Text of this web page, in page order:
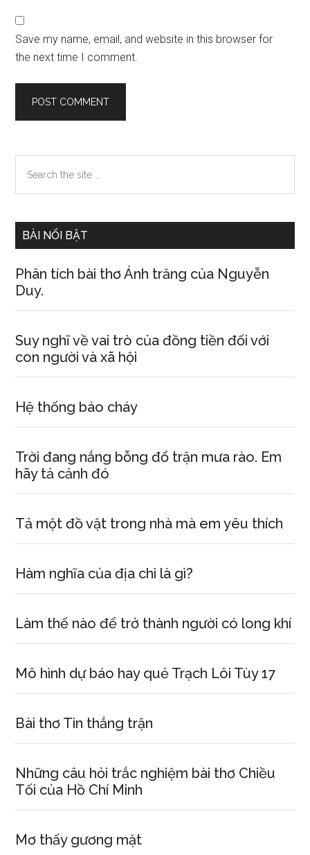
Save my name, email, and website in this browser for
the next time I comment.
Primary
Sidebar
the
BÀI NỔI BẬT
Phân tích bài thơ Ánh trăng của Nguyễn
Duy.
Suy nghĩ về vai trò của đồng tiền đối với
con người và xã hội
Hệ thống báo cháy
Trời đang nắng bỗng đổ trận mưa rào. Em
hãy tả cảnh đó
Tả một đồ vật trong nhà mà em yêu thích
Hàm nghĩa của địa chi là gì?
Làm thế nào để trở thành người có long khí
Mô hình dự báo hay quẻ Trạch Lôi Tùy 17
Bài thơ Tin thắng trận
Những câu hỏi trắc nghiệm bài thơ Chiều
Tối của Hồ Chí Minh
Mơ thấy gương mặt